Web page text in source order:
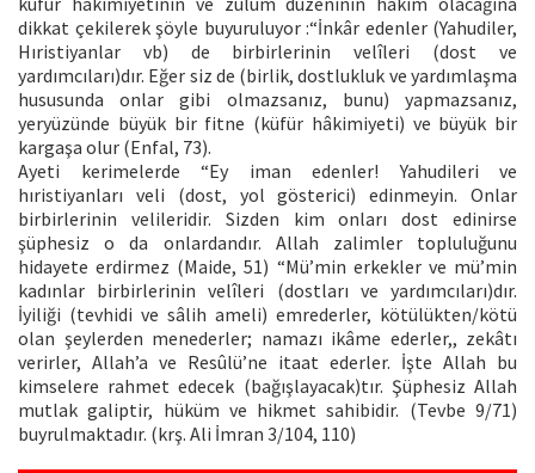
dikkat çekilerek şöyle buyuruluyor :“İnkâr edenler (Yahudiler,
Hıristiyanlar vb) de birbirlerinin velîleri (dost ve
yardımcıları)dır. Eğer siz de (birlik, dostlukluk ve yardımlaşma
hususunda onlar gibi olmazsanız, bunu) yapmazsanız,
yeryüzünde büyük bir fitne (küfür hâkimiyeti) ve büyük bir
kargaşa olur (Enfal, 73).
Ayeti kerimelerde “Ey iman edenler! Yahudileri ve
hıristiyanları veli (dost, yol gösterici) edinmeyin. Onlar
birbirlerinin velileridir. Sizden kim onları dost edinirse
şüphesiz o da onlardandır. Allah zalimler topluluğunu
hidayete erdirmez (Maide, 51) “Mü’min erkekler ve mü’min
kadınlar birbirlerinin velîleri (dostları ve yardımcıları)dır.
İyiliği (tevhidi ve sâlih ameli) emrederler, kötülükten/kötü
olan şeylerden menederler; namazı ikâme ederler,, zekâtı
verirler, Allah’a ve Resûlü’ne itaat ederler. İşte Allah bu
kimselere rahmet edecek (bağışlayacak)tır. Şüphesiz Allah
mutlak galiptir, hüküm ve hikmet sahibidir. (Tevbe 9/71)
buyrulmaktadır. (krş. Ali İmran 3/104, 110)